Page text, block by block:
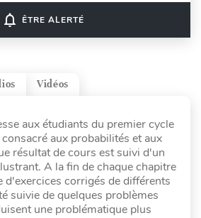
notifications_none ÊTRE ALERTÉ
Vidéos
aux étudiants du premier cycle
aux probabilités et aux
résultat de cours est suivi d'un
A la fin de chaque chapitre
d'exercices corrigés de différents
suivie de quelques problèmes
une problématique plus